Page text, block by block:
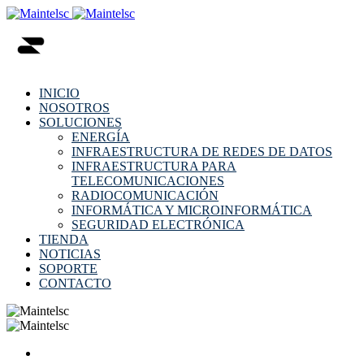
INICIO
NOSOTROS
SOLUCIONES
ENERGÍA
INFRAESTRUCTURA DE REDES DE DATOS
INFRAESTRUCTURA PARA
TELECOMUNICACIONES
RADIOCOMUNICACIÓN
INFORMÁTICA Y MICROINFORMÁTICA
SEGURIDAD ELECTRÓNICA
TIENDA
NOTICIAS
SOPORTE
CONTACTO